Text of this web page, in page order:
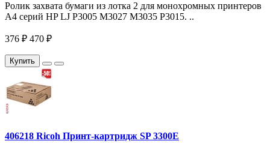
Ролик захвата бумаги из лотка 2 для монохромных принтеров
A4 серий HP LJ P3005 M3027 M3035 P3015. ..
376 ₽ 470 ₽
Купить
406218 Ricoh Принт-картридж SP 3300E